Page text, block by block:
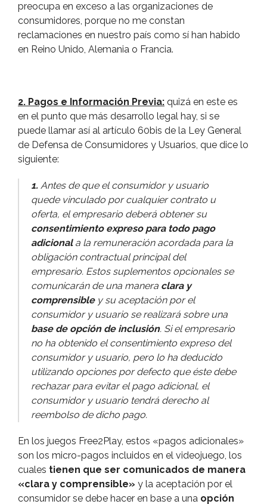
preocupa en exceso a las organizaciones de
consumidores, porque no me constan
reclamaciones en nuestro paí­s como sí­ han habido
en Reino Unido, Alemania o Francia.
2. Pagos e Información Previa: quizá en este es
en el punto que más desarrollo legal hay, si se
puede llamar así­ al artí­culo 60bis de la Ley General
de Defensa de Consumidores y Usuarios, que dice lo
siguiente:
1. Antes de que el consumidor y usuario
quede vinculado por cualquier contrato u
oferta, el empresario deberá obtener su
consentimiento expreso para todo pago
adicionala la remuneración acordada para la
obligación contractual principal del
empresario. Estos suplementos opcionales se
comunicarán de una manera clara y
comprensibley su aceptación por el
consumidor y usuario se realizará sobre una
base de opción de inclusión. Si el empresario
no ha obtenido el consentimiento expreso del
consumidor y usuario, pero lo ha deducido
utilizando opciones por defecto que éste debe
rechazar para evitar el pago adicional, el
consumidor y usuario tendrá derecho al
reembolso de dicho pago.
En los juegos Free2Play, estos «pagos adicionales»
son los micro-pagos incluidos en el videojuego, los
cuales tienen que ser comunicados de manera
«clara y comprensible» y la aceptación por el
consumidor se debe hacer en base a una opción